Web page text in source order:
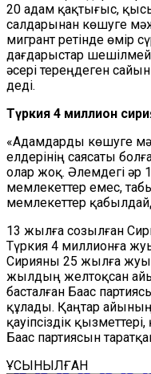
20 адам қақтығыс,
салдарынан көшуге
мигрант ретінде өмір
дағдарыстар
әсері тереңдеген
деді.
Түркия 4 миллион
«Адамдарды көшуге
елдерінің саясаты
олар жоқ. Әлемдегі әр
мемлекеттер емес,
мемлекеттер
13 жылға созылған
Түркия 4 миллионға
Сирияны 25 жылға
жылдың желтоқсан
басталған Баас
құлады. Қаңтар
қауіпсіздік
Баас партиясын
ҰСЫНЫЛҒАН